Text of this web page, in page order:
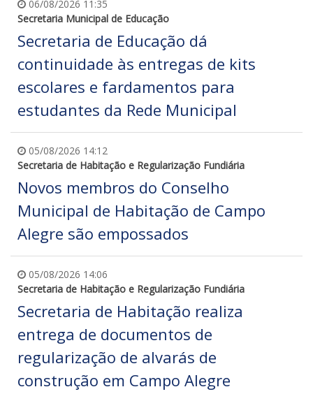
06/08/2026 11:35
Secretaria Municipal de Educação
Secretaria de Educação dá
continuidade às entregas de kits
escolares e fardamentos para
estudantes da Rede Municipal
05/08/2026 14:12
Secretaria de Habitação e Regularização Fundiária
Novos membros do Conselho
Municipal de Habitação de Campo
Alegre são empossados
05/08/2026 14:06
Secretaria de Habitação e Regularização Fundiária
Secretaria de Habitação realiza
entrega de documentos de
regularização de alvarás de
construção em Campo Alegre